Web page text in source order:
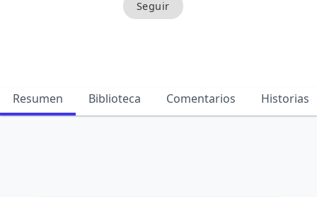
Resumen Biblioteca Comentarios Historias